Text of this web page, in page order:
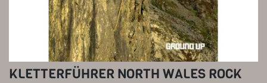
KLETTERFÜHRER NORTH WALES ROCK